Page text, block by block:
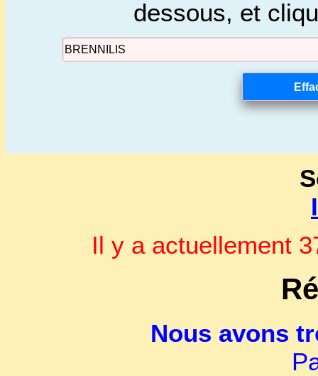
dessous, et
Il y a actuellement
Nous avons